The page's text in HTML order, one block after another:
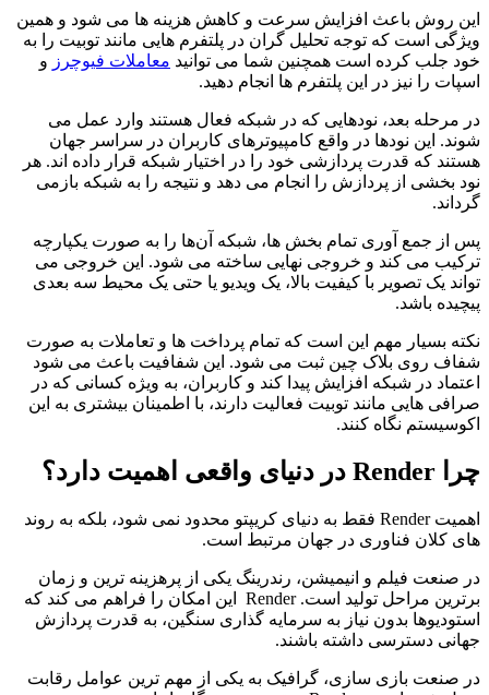
این روش باعث افزایش سرعت و کاهش هزینه ‌ها می ‌شود و همین
ویژگی است که توجه تحلیل ‌گران در پلتفرم‌ هایی مانند توبیت را به
خود جلب کرده است همچنین شما می توانید معاملات فیوچرز و
اسپات را نیز در این پلتفرم ها انجام دهید.
در مرحله بعد، نودهایی که در شبکه فعال هستند وارد عمل می
‌شوند. این نودها در واقع کامپیوترهای کاربران در سراسر جهان
هستند که قدرت پردازشی خود را در اختیار شبکه قرار داده ‌اند. هر
نود بخشی از پردازش را انجام می ‌دهد و نتیجه را به شبکه بازمی‌
گرداند.
پس از جمع ‌آوری تمام بخش ‌ها، شبکه آن‌ها را به ‌صورت یکپارچه
ترکیب می ‌کند و خروجی نهایی ساخته می ‌شود. این خروجی می
‌تواند یک تصویر با کیفیت بالا، یک ویدیو یا حتی یک محیط سه‌ بعدی
پیچیده باشد.
نکته بسیار مهم این است که تمام پرداخت‌ ها و تعاملات به‌ صورت
شفاف روی بلاک‌ چین ثبت می ‌شود. این شفافیت باعث می‌ شود
اعتماد در شبکه افزایش پیدا کند و کاربران، به ‌ویژه کسانی که در
صرافی‌ هایی مانند توبیت فعالیت دارند، با اطمینان بیشتری به این
اکوسیستم نگاه کنند.
چرا Render در دنیای واقعی اهمیت دارد؟
اهمیت Render فقط به دنیای کریپتو محدود نمی ‌شود، بلکه به روند
های کلان فناوری در جهان مرتبط است.
در صنعت فیلم و انیمیشن، رندرینگ یکی از پرهزینه ‌ترین و زمان‌
برترین مراحل تولید است. Render این امکان را فراهم می ‌کند که
استودیوها بدون نیاز به سرمایه ‌گذاری سنگین، به قدرت پردازش
جهانی دسترسی داشته باشند.
در صنعت بازی ‌سازی، گرافیک به یکی از مهم ‌ترین عوامل رقابت